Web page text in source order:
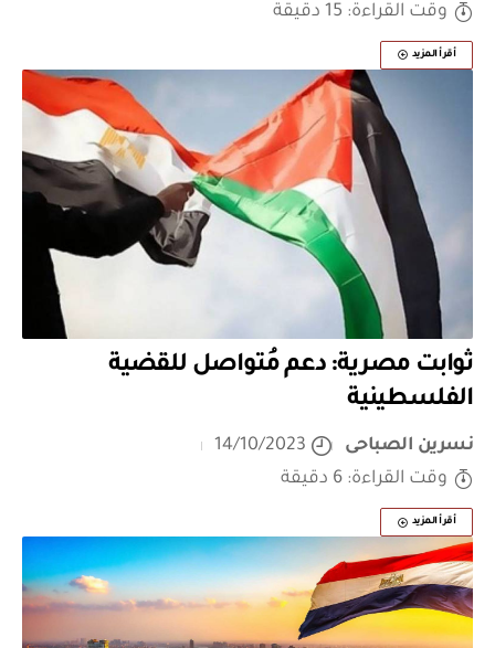
وقت القراءة: 15 دقيقة
أقرأ المزيد
ثوابت مصرية: دعم مُتواصل للقضية
الفلسطينية
نسرين الصباحى
14/10/2023
وقت القراءة: 6 دقيقة
أقرأ المزيد